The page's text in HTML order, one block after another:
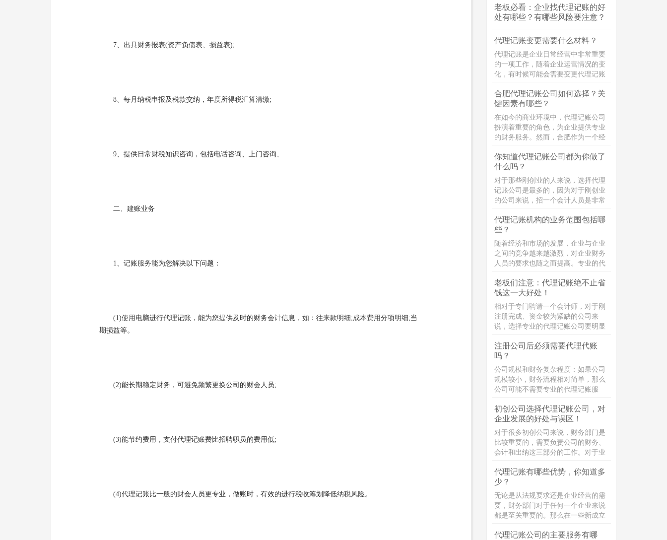
7、出具财务报表(资产负债表、损益表);
8、每月纳税申报及税款交纳，年度所得税汇算清缴;
9、提供日常财税知识咨询，包括电话咨询、上门咨询、
二、建账业务
1、记账服务能为您解决以下问题：
(1)使用电脑进行代理记账，能为您提供及时的财务会计信息，如：往来款明细;成本费用分项明细;当
期损益等。
(2)能长期稳定财务，可避免频繁更换公司的财会人员;
(3)能节约费用，支付代理记账费比招聘职员的费用低;
(4)代理记账比一般的财会人员更专业，做账时，有效的进行税收筹划降低纳税风险。
有关批复精神，在雄安新区试行公司
型创业投资企业的企业所得税优惠政
老板必看：企业找代理记账的好
处有哪些？有哪些风险要注意？
代理记账变更需要什么材料？
代理记账是企业日常经营中非常重要
的一项工作，随着企业运营情况的变
化，有时候可能会需要变更代理记账
要准备哪些材料呢？接下来，小编将
为大家详细介绍！
合肥代理记账公司如何选择？关
键因素有哪些？
在如今的商业环境中，代理记账公司
扮演着重要的角色，为企业提供专业
的财务服务。然而，合肥作为一个经
如何选择一家优秀的代理记账公司成
为了许多企业主的难题。本文将详细
介绍选择合肥代理记账公司时需要考
虑的关键方面，帮助企业主做出明智
的决策。
你知道代理记账公司都为你做了
什么吗？
对于那些刚创业的人来说，选择代理
记账公司是最多的，因为对于刚创业
的公司来说，招一个会计人员是非常
司，选择代理记账你知道，代理记账
公司都为你做了什么吗？
代理记账机构的业务范围包括哪
些？
随着经济和市场的发展，企业与企业
之间的竞争越来越激烈，对企业财务
人员的要求也随之而提高。专业的代
对市场的风险和不确定因素作出合理
的判断，适应市场和经济的需要。那
么，代理记账机构的业务范围包括哪
些?接下来，企常青为您整理介绍：
老板们注意：代理记账绝不止省
钱这一大好处！
相对于专门聘请一个会计师，对于刚
注册完成、资金较为紧缺的公司来
说，选择专业的代理记账公司要明显
气，相应地会导致公司经营的业务较
少。如果聘请一个专职的会计师，除
了要支付几千块钱的工资以外，还得
为其缴纳社保，跟
注册公司后必须需要代理代账
吗？
公司规模和财务复杂程度：如果公司
规模较小，财务流程相对简单，那么
公司可能不需要专业的代理记账服
流程较为复杂，那么聘请专业的代理
记账公司可能会更加合适。
初创公司选择代理记账公司，对
企业发展的好处与误区！
对于很多初创公司来说，财务部门是
比较重要的，需要负责公司的财务、
会计和出纳这三部分的工作。对于业
能就是一个人来负责，但这显然是不
合规的，会给企业的财务安全带来重
大的安全隐患。财务人员挪用公款炒
股、赌博甚至是打赏主播，近年来也
屡见不鲜。
代理记账有哪些优势，你知道多
少？
无论是从法规要求还是企业经营的需
要，财务部门对于任何一个企业来说
都是至关重要的。那么在一些新成立
模小、业务简单、正处于创业初期会
代理记账公司的主要服务有哪